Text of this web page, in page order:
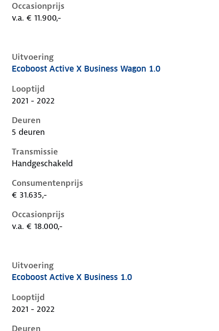
Occasionprijs
v.a. € 11.900,-
Uitvoering
Ford Focus iv, wagon 1.0, 92 kW, Benzine, 5 deuren
Ecoboost Active X Business Wagon 1.0
Looptijd
2021 - 2022
Deuren
5 deuren
Transmissie
Handgeschakeld
Consumentenprijs
€ 31.635,-
Occasionprijs
v.a. € 18.000,-
Uitvoering
Ford Focus iv, 1.0, 92 kW, Benzine, 5 deuren
Ecoboost Active X Business 1.0
Looptijd
2021 - 2022
Deuren